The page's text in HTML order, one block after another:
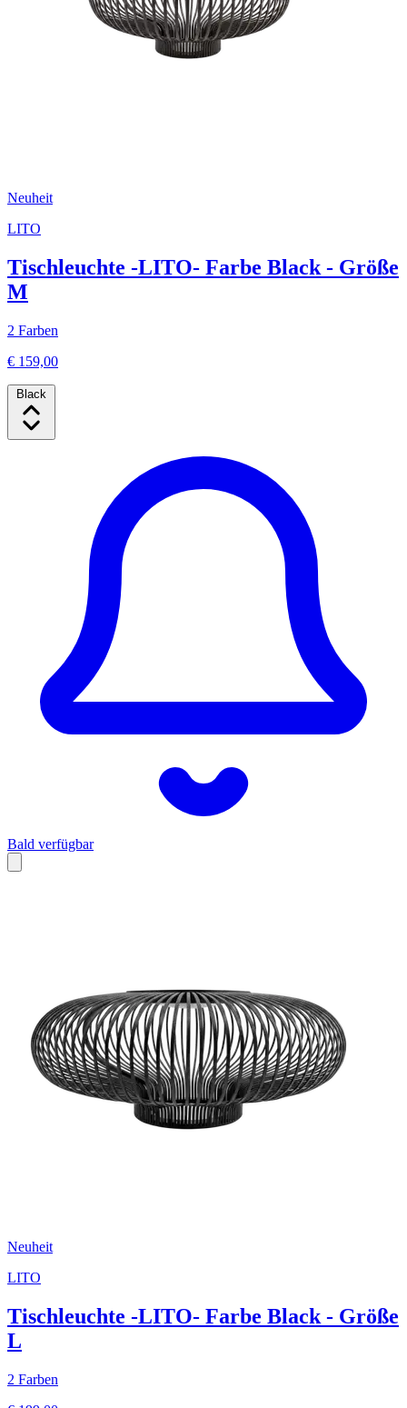
Neuheit
LITO
Tischleuchte -LITO- Farbe Black - Größe
M
2 Farben
€ 159,00
Black
Bald verfügbar
Neuheit
LITO
Tischleuchte -LITO- Farbe Black - Größe
L
2 Farben